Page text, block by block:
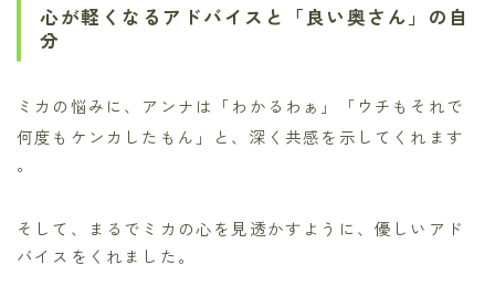
心が軽くなるアドバイスと「良い奥さん」の自
分
ミカの悩みに、アンナは「わかるわぁ」「ウチもそれで
何度もケンカしたもん」と、深く共感を示してくれます
。
そして、まるでミカの心を見透かすように、優しいアド
バイスをくれました。